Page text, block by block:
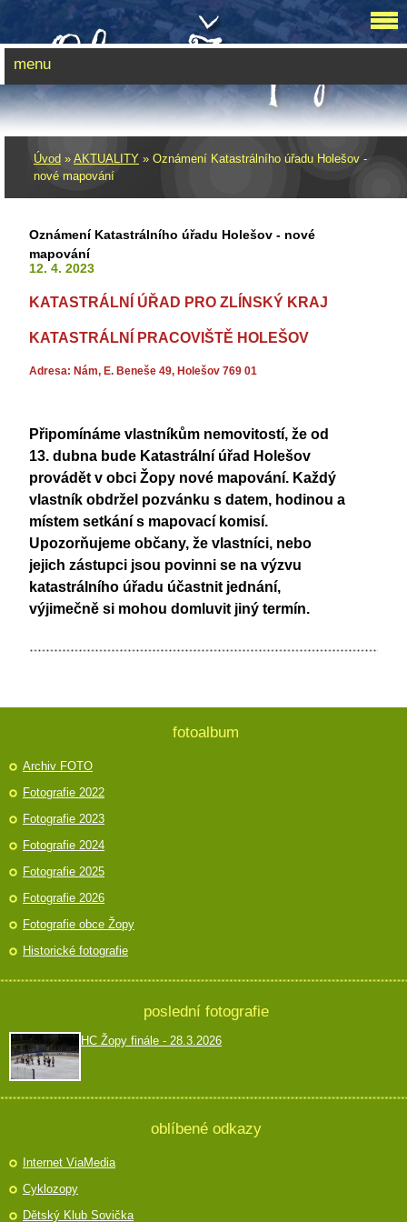
Úvod » AKTUALITY » Oznámení Katastrálního úřadu Holešov -
nové mapování
Oznámení Katastrálního úřadu Holešov - nové
mapování
12. 4. 2023
KATASTRÁLNÍ ÚŘAD PRO ZLÍNSKÝ KRAJ
KATASTRÁLNÍ PRACOVIŠTĚ HOLEŠOV
Adresa: Nám, E. Beneše 49, Holešov 769 01
Připomínáme vlastníkům nemovitostí, že od
13. dubna bude Katastrální úřad Holešov
provádět v obci Žopy nové mapování. Každý
vlastník obdržel pozvánku s datem, hodinou a
místem setkání s mapovací komisí.
Upozorňujeme občany, že vlastníci, nebo
jejich zástupci jsou povinni se na výzvu
katastrálního úřadu účastnit jednání,
výjimečně si mohou domluvit jiný termín.
menu
fotoalbum
Archiv FOTO
Fotografie 2022
Fotografie 2023
Fotografie 2024
Fotografie 2025
Fotografie 2026
Fotografie obce Žopy
Historické fotografie
poslední fotografie
HC Žopy finále - 28.3.2026
oblíbené odkazy
Internet ViaMedia
Cyklozopy
Dětský Klub Sovička